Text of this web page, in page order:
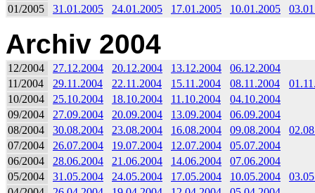
01/2005
31.01.2005 24.01.2005 17.01.2005 10.01.2005
Archiv 2004
12/2004 27.12.2004 20.12.2004 13.12.2004
06.12.2004
11/2004
29.11.2004 22.11.2004 15.11.2004 08.11.2004
10/2004
25.10.2004 18.10.2004 11.10.2004
04.10.2004
09/2004
27.09.2004 20.09.2004 13.09.2004
06.09.2004
08/2004
30.08.2004 23.08.2004 16.08.2004 09.08.2004
07/2004
26.07.2004 19.07.2004 12.07.2004
05.07.2004
06/2004
28.06.2004 21.06.2004 14.06.2004
07.06.2004
05/2004
31.05.2004 24.05.2004 17.05.2004 10.05.2004